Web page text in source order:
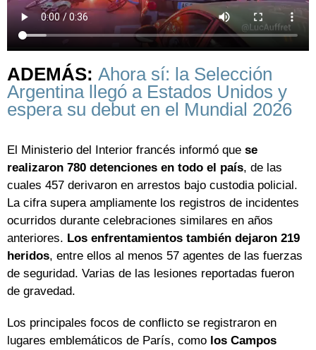
ADEMÁS: Ahora sí: la Selección
Argentina llegó a Estados Unidos y
espera su debut en el Mundial 2026
El Ministerio del Interior francés informó que se
realizaron 780 detenciones en todo el país, de las
cuales 457 derivaron en arrestos bajo custodia policial.
La cifra supera ampliamente los registros de incidentes
ocurridos durante celebraciones similares en años
anteriores. Los enfrentamientos también dejaron 219
heridos, entre ellos al menos 57 agentes de las fuerzas
de seguridad. Varias de las lesiones reportadas fueron
de gravedad.
Los principales focos de conflicto se registraron en
lugares emblemáticos de París, como los Campos